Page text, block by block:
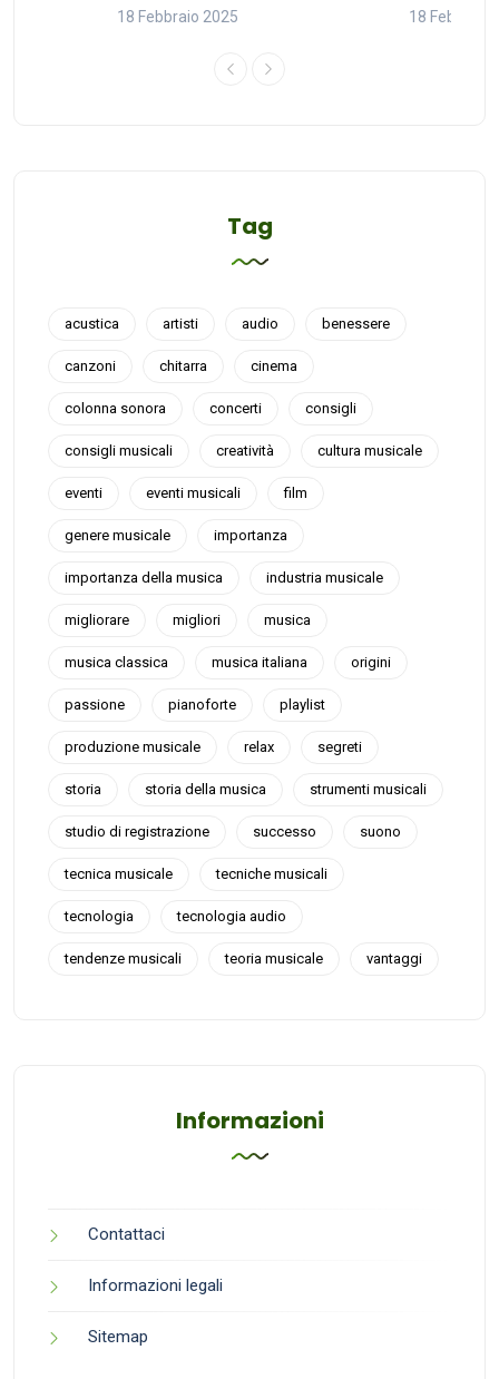
18 Febbraio 2025 18 Febbraio
Tag
acustica artisti audio benessere
canzoni chitarra cinema
colonna sonora concerti consigli
consigli musicali creatività cultura musicale
eventi eventi musicali film
genere musicale importanza
importanza della musica industria musicale
migliorare migliori musica
musica classica musica italiana origini
passione pianoforte playlist
produzione musicale relax segreti
storia storia della musica strumenti musicali
studio di registrazione successo suono
tecnica musicale tecniche musicali
tecnologia tecnologia audio
tendenze musicali teoria musicale vantaggi
Informazioni
Contattaci
Informazioni legali
Sitemap